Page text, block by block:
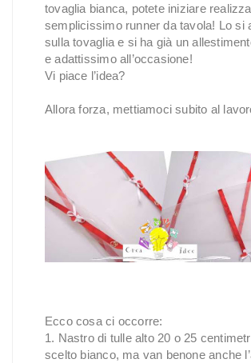
tovaglia bianca, potete iniziare
semplicissimo runner da tavola! Lo si
sulla tovaglia e si ha già un
e adattissimo all’occasione!
Vi piace l’idea?
Allora forza, mettiamoci subito al
Ecco cosa ci occorre:
1. Nastro di tulle alto 20 o 25
scelto bianco, ma van benone anche